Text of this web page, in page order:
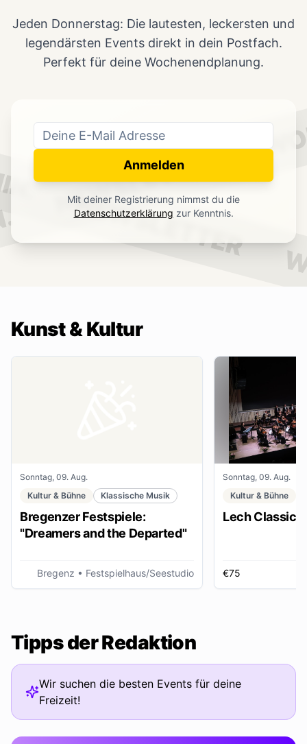
NEWSLETTER
NEWSLETTER
Jeden Donnerstag: Die lautesten, leckersten und
legendärsten Events direkt in dein Postfach.
Perfekt für deine Wochenendplanung.
Anmelden
Mit deiner Registrierung nimmst du die
Datenschutzerklärung zur Kenntnis.
Kunst & Kultur
Sonntag, 09. Aug.
Kultur & Bühne
Klassische Musik
Bregenzer Festspiele:
"Dreamers and the Departed"
Bregenz • Festspielhaus/Seestudio
Sonntag, 09. Aug.
Kultur & Bühne
Lech Classic
€75
Tipps der Redaktion
Wir suchen die besten Events für deine
Freizeit!